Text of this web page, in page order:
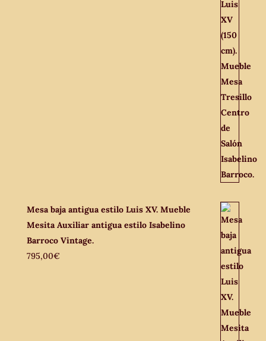
Mesa baja antigua estilo Luis XV. Mueble
Mesita Auxiliar antigua estilo Isabelino
Barroco Vintage.
795,00€